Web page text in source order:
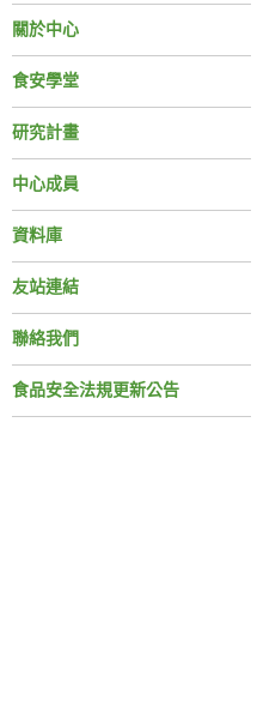
關於中心
食安學堂
研究計畫
中心成員
資料庫
友站連結
聯絡我們
食品安全法規更新公告